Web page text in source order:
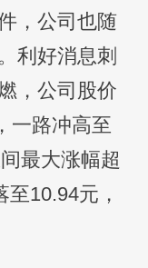
，公司也随
利好消息刺
，公司股价
一路冲高至
最大涨幅超
10.94元，